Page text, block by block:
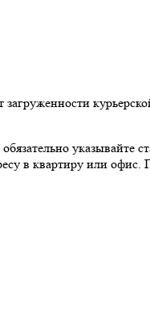
загруженности
в квартиру или